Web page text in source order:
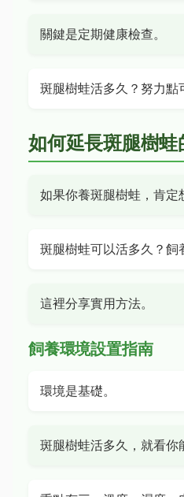
關鍵是定期健康檢查。
斑腿樹蛙活多久？努力點
如何延長斑腿樹蛙
如果你養斑腿樹蛙，肯定
斑腿樹蛙可以活多久？飼
這裡分享實用方法。
飼養環境設置指南
環境是基礎。
斑腿樹蛙活多久，就看你